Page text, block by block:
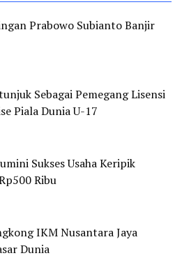
Prabowo Subianto Banjir
Sebagai Pemegang Lisensi
Piala Dunia U-17
Sukses Usaha Keripik
Ribu
IKM Nusantara Jaya
Dunia